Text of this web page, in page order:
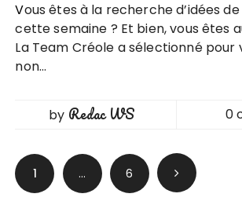
Vous êtes à la recherche d’idées de sorties pour
cette semaine ? Et bien, vous êtes
La Team Créole a sélectionné pour
non…
by Redac WS 0
Pagination
des
1 … 6